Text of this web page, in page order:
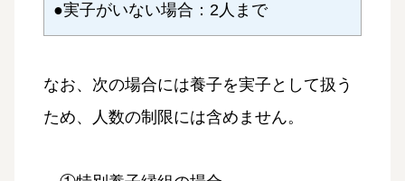
●実子がいない場合：2人まで
なお、次の場合には養子を実子として扱う
ため、人数の制限には含めません。